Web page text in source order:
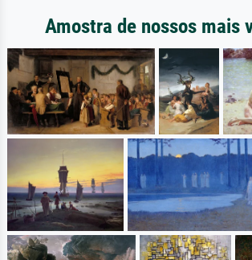
Amostra de nossos mais